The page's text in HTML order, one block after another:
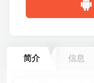
简介 信息